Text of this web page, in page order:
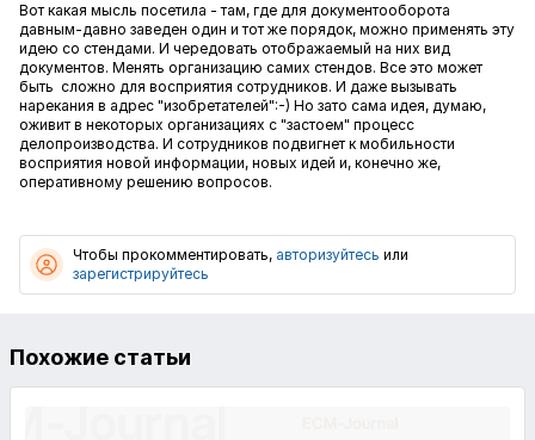
Вот какая мысль посетила - там, где для документооборота
давным-давно заведен один и тот же порядок, можно применять эту
идею со стендами. И чередовать отображаемый на них вид
документов. Менять организацию самих стендов. Все это может
быть сложно для восприятия сотрудников. И даже вызывать
нарекания в адрес "изобретателей":-) Но зато сама идея, думаю,
оживит в некоторых организациях с "застоем" процесс
делопроизводства. И сотрудников подвигнет к мобильности
восприятия новой информации, новых идей и, конечно же,
оперативному решению вопросов.
Чтобы прокомментировать, авторизуйтесь или
зарегистрируйтесь
Похожие статьи